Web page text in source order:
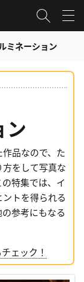
ミネーション
ン
品なので、た
をして写真な
特集では、イ
トを得られる
参考にもなる
ェック！